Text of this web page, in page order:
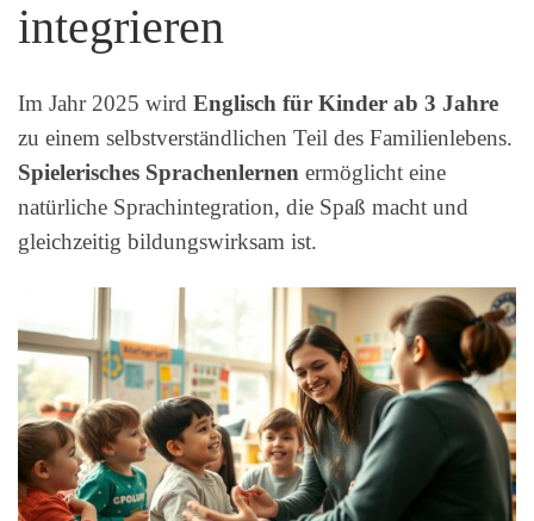
integrieren
Im Jahr 2025 wird Englisch für Kinder ab 3 Jahre
zu einem selbstverständlichen Teil des Familienlebens.
Spielerisches Sprachenlernen ermöglicht eine
natürliche Sprachintegration, die Spaß macht und
gleichzeitig bildungswirksam ist.